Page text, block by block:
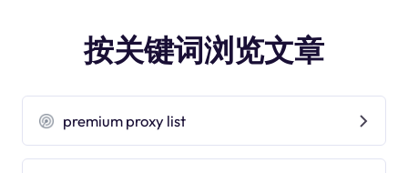
按关键词浏览文章
premium proxy list